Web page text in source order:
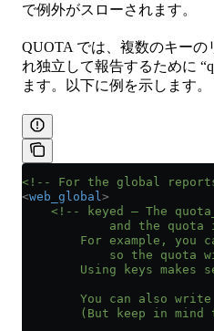
で例外がスローされます。
QUOTA では、複数のキー
れ独立して報告するために
ます。以下に例を示します。
<!-- For the global
<web_global >
<!-- keyed – The
and the quota
For example, you
so the quota
Using keys makes
You can also
(But keep in mind